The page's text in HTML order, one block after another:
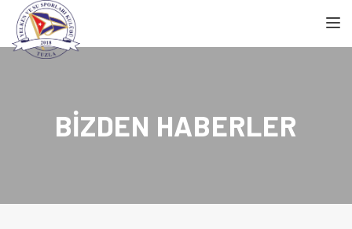
BIZDEN HABERLER